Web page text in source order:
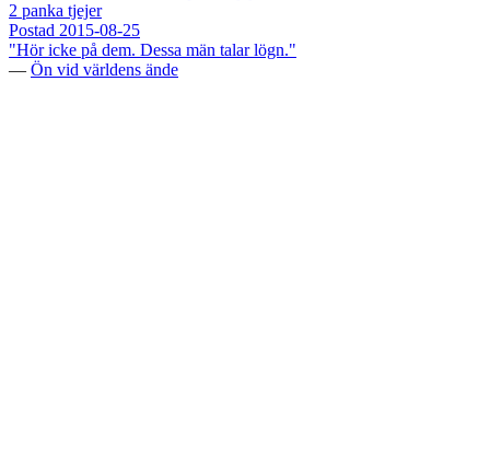
2 panka tjejer
Postad 2015-08-25
"Hör icke på dem. Dessa män talar lögn."
— Ön vid världens ände